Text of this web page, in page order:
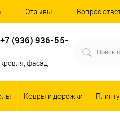
Отзывы Вопрос
+7 (936) 936-55-
кровля, фасад
Ковры и дорожки